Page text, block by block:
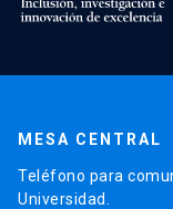
MESA CENTRAL
Teléfono para
Universidad.